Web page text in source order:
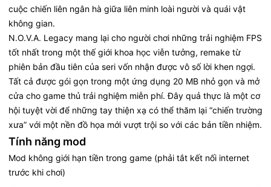
cuộc chiến liên ngân hà giữa liên minh loài người và quái vật
không gian.
N.O.V.A. Legacy mang lại cho người chơi những trải nghiệm FPS
tốt nhất trong một thế giới khoa học viễn tưởng, remake từ
phiên bản đầu tiên của seri vốn nhận được vô số lời khen ngợi.
Tất cả được gói gọn trong một ứng dụng 20 MB nhỏ gọn và mở
cửa cho game thủ trải nghiệm miễn phí. Đây quả thực là một cơ
hội tuyệt vời để những tay thiện xạ có thể thăm lại “chiến trường
xưa” với một nền đồ họa mới vượt trội so với các bản tiền nhiệm.
Tính năng mod
Mod không giới hạn tiền trong game (phải tắt kết nối internet
trước khi chơi)